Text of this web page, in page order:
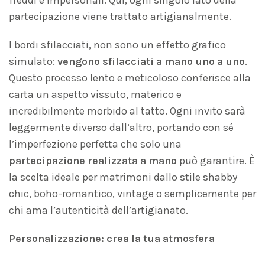
partecipazione viene trattato artigianalmente.
I bordi sfilacciati, non sono un effetto grafico
simulato: vengono sfilacciati a mano uno a uno.
Questo processo lento e meticoloso conferisce alla
carta un aspetto vissuto, materico e
incredibilmente morbido al tatto. Ogni invito sarà
leggermente diverso dall’altro, portando con sé
l’imperfezione perfetta che solo una
partecipazione realizzata a mano può garantire. È
la scelta ideale per matrimoni dallo stile shabby
chic, boho-romantico, vintage o semplicemente per
chi ama l’autenticità dell’artigianato.
Personalizzazione: crea la tua atmosfera